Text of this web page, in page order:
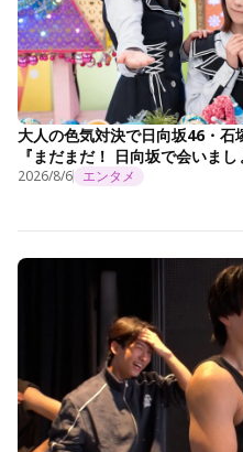
大人の色気対決で日向坂46・石
『まだまだ！ 日向坂で会いま
2026/8/6 エンタメ